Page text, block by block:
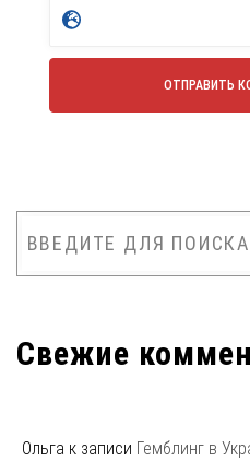
Свежие
Ольга к записи Гемблинг в